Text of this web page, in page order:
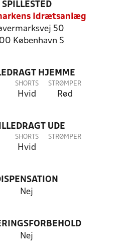
SPILLESTED
Idrætsanlæg
50
København S
HJEMME
SHORTS
Hvid
STRØMPER
Rød
UDE
SHORTS
Hvid
STRØMPER
Nej
Nej